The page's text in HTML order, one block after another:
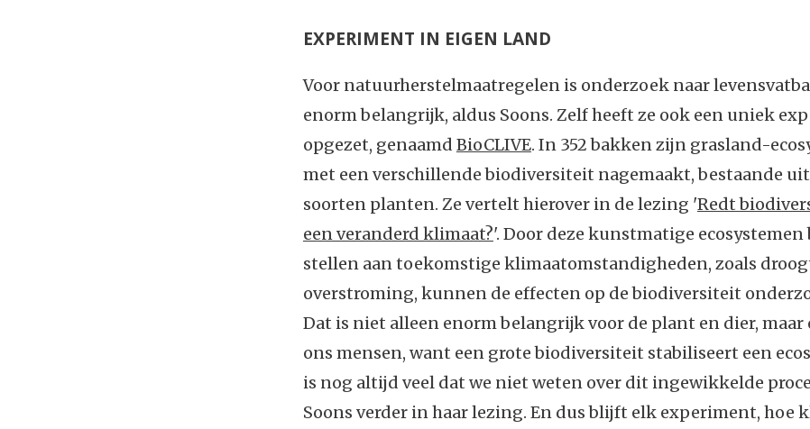
EXPERIMENT IN EIGEN LAND
Voor natuurherstelmaatregelen is onderzoek naar
enorm belangrijk, aldus Soons. Zelf heeft ze ook een uniek
opgezet, genaamd BioCLIVE. In 352 bakken zijn grasland-
met een verschillende biodiversiteit nagemaakt, bestaande uit
soorten planten. Ze vertelt hierover in de lezing 'Redt
een veranderd klimaat?'. Door deze kunstmatige ecosystemen
stellen aan toekomstige klimaatomstandigheden, zoals
overstroming, kunnen de effecten op de biodiversiteit
Dat is niet alleen enorm belangrijk voor de plant en dier, maar
ons mensen, want een grote biodiversiteit stabiliseert een
is nog altijd veel dat we niet weten over dit ingewikkelde
Soons verder in haar lezing. En dus blijft elk experiment, hoe